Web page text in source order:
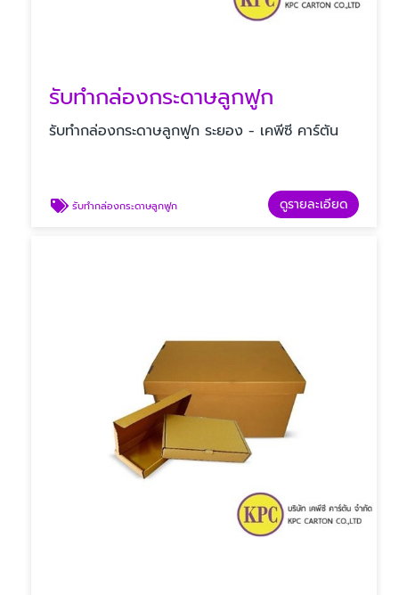
รับทํากล่องกระดาษลูกฟูก
รับทํากล่องกระดาษลูกฟูก ระยอง - เคพีซี คาร์ตัน
รับทํากล่องกระดาษลูกฟูก ดูรายละเอียด